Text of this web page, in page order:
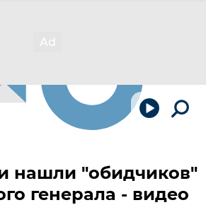
нашли "обидчиков"
генерала - видео